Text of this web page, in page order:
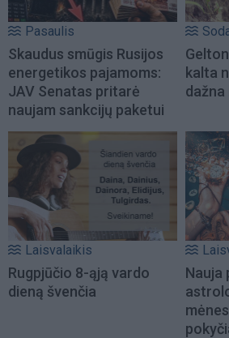
Pasaulis
Skaudus smūgis Rusijos
energetikos pajamoms:
JAV Senatas pritarė
naujam sankcijų paketui
kalta
dažna
Laisvalaikis
Rugpjūčio 8-ąją vardo
dieną švenčia
Nauja